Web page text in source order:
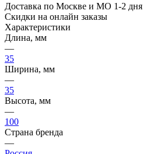
Доставка по Москве и МО 1-2 дня
Скидки на онлайн заказы
Характеристики
Длина, мм
—
35
Ширина, мм
—
35
Высота, мм
—
100
Страна бренда
—